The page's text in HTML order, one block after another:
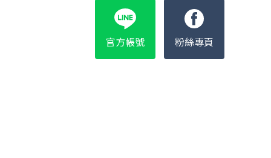
官方帳號 粉絲專頁